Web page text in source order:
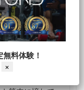
したがマシンの
たがイマイチ体
筋トレを再考す
料体験！
×